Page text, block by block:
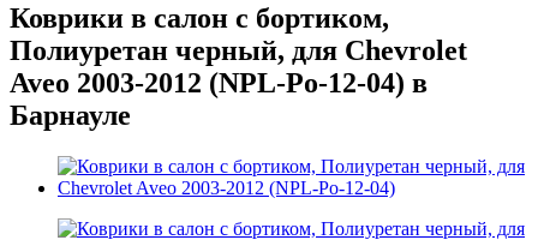
Коврики в салон с бортиком,
Полиуретан черный, для Chevrolet
Aveo 2003-2012 (NPL-Po-12-04) в
Барнауле